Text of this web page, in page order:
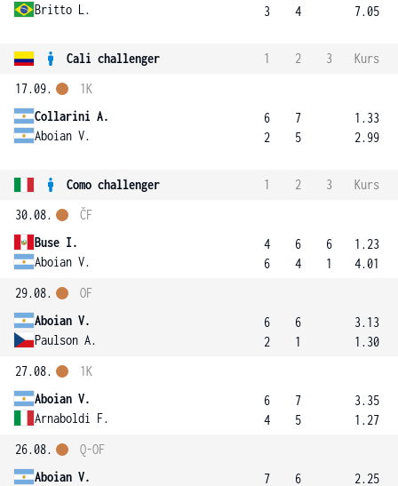
Britto L.
3
4
7.05
Cali challenger 1 2 3
Kurs
17.09.
Collarini A.
Aboian V.
1K
6
2
7
5
1.33
2.99
Como challenger 1 2 3
Kurs
30.08.
Buse I.
Aboian V.
ČF
4
6
6
4
6
1
1.23
4.01
29.08.
Aboian V.
Paulson A.
OF
6
2
6
1
3.13
1.30
27.08.
Aboian V.
Arnaboldi F.
1K
6
4
7
5
3.35
1.27
26.08.
Aboian V.
Q-OF
7
6 2.25